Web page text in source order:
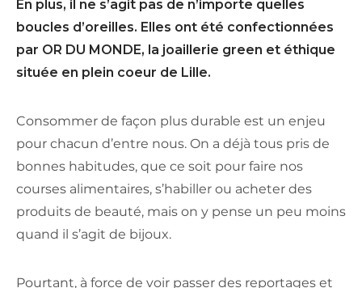
En plus, il ne s’agit pas de n’importe quelles
boucles d’oreilles. Elles ont été confectionnées
par OR DU MONDE, la joaillerie green et éthique
située en plein coeur de Lille.
Consommer de façon plus durable est un enjeu
pour chacun d’entre nous. On a déjà tous pris de
bonnes habitudes, que ce soit pour faire nos
courses alimentaires, s’habiller ou acheter des
produits de beauté, mais on y pense un peu moins
quand il s’agit de bijoux.
Pourtant, à force de voir passer des reportages et